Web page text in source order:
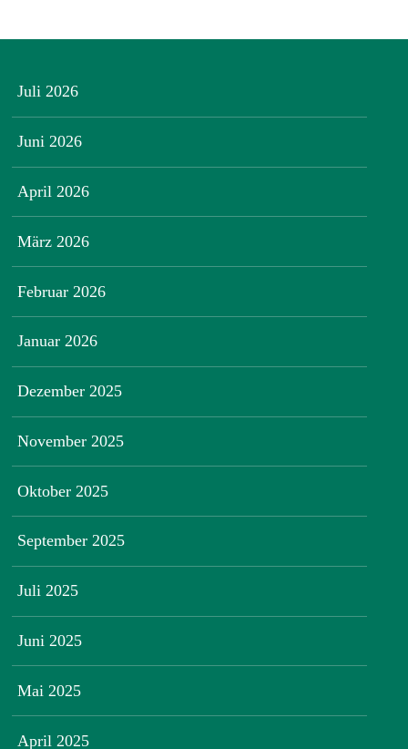
Juli 2026
Juni 2026
April 2026
März 2026
Februar 2026
Januar 2026
Dezember 2025
November 2025
Oktober 2025
September 2025
Juli 2025
Juni 2025
Mai 2025
April 2025